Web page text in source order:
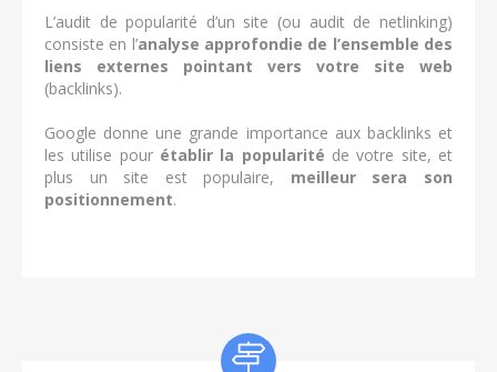
L’audit de popularité d’un site (ou audit de netlinking)
consiste en l’analyse approfondie de l’ensemble des
liens externes
pointant vers votre site web
(backlinks).
Google donne une grande importance aux backlinks et
les utilise pour établir la popularité de votre site, et
plus un site est populaire, meilleur sera son
positionnement.